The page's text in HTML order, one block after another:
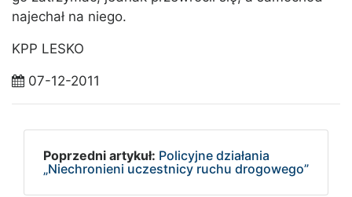
najechał na niego.
KPP LESKO
07-12-2011
Poprzedni artykuł: Policyjne działania
„Niechronieni uczestnicy ruchu drogowego”